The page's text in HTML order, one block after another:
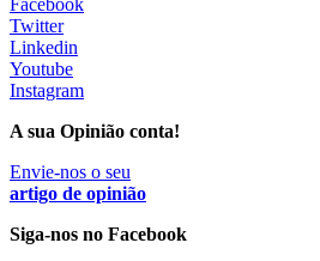
Quase 11.900 jovens recorreram aos
nutricionista no primeiro mês
7 Ago, 2026|0 Comments
ULS de Coimbra estreia cirurgia
apoio robótico em Portugal
Facebook
Twitter
Linkedin
Youtube
Instagram
A sua Opinião conta!
Envie-nos o seu
artigo de opinião
Siga-nos no Facebook